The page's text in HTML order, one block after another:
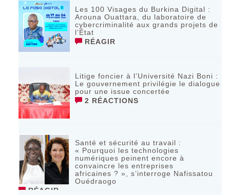
Les 100 Visages du Burkina Digital :
Arouna Ouattara, du laboratoire de
cybercriminalité aux grands projets de
l’État
RÉAGIR
Litige foncier à l’Université Nazi Boni :
Le gouvernement privilégie le dialogue
pour une issue concertée
2 RÉACTIONS
Santé et sécurité au travail :
« Pourquoi les technologies
numériques peinent encore à
convaincre les entreprises
africaines ? », s’interroge Nafissatou
Ouédraogo
RÉAGIR